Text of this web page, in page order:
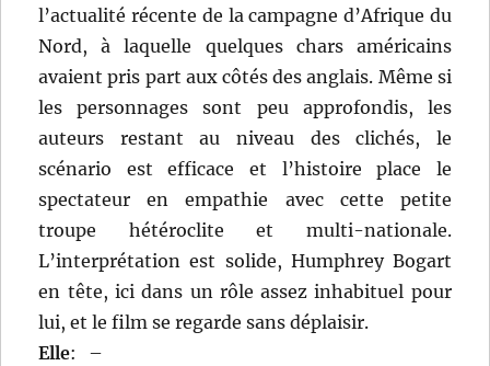
l’actualité récente de la campagne d’Afrique du
Nord, à laquelle quelques chars américains
avaient pris part aux côtés des anglais. Même si
les personnages sont peu approfondis, les
auteurs restant au niveau des clichés, le
scénario est efficace et l’histoire place le
spectateur en empathie avec cette petite
troupe hétéroclite et multi-nationale.
L’interprétation est solide, Humphrey Bogart
en tête, ici dans un rôle assez inhabituel pour
lui, et le film se regarde sans déplaisir.
Elle:
–